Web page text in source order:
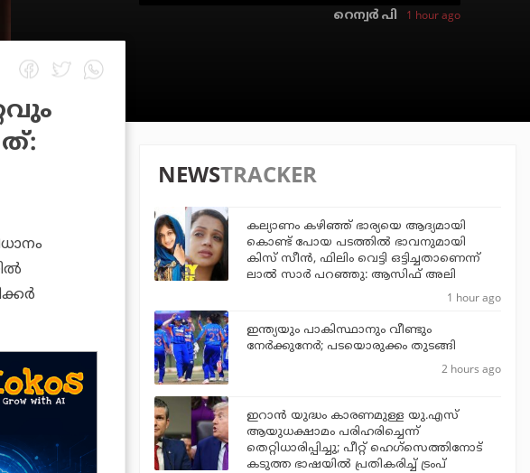
റെന്വര്‍ പി 1 hour ago
NEWSTRACKER
കല്യാണം കഴിഞ്ഞ് ഭാര്യയെ ആദ്യമായി
കൊണ്ട് പോയ പടത്തില്‍ ഭാവനുമായി
കിസ് സീന്‍, ഫിലിം വെട്ടി ഒട്ടിച്ചതാണെന്ന്
ലാല്‍ സാര്‍ പറഞ്ഞു: ആസിഫ് അലി
1 hour ago
ഇന്ത്യയും പാകിസ്ഥാനും വീണ്ടും
നേര്‍ക്കുനേര്‍; പടയൊരുക്കം തുടങ്ങി
2 hours ago
ഇറാന്‍ യുദ്ധം കാരണമുള്ള യു.എസ്
ആയുധക്ഷാമം പരിഹരിച്ചെന്ന്
തെറ്റിധാരിപ്പിച്ചു; പീറ്റ് ഹെഗ്‌സെത്തിനോട്
കടുത്ത ഭാഷയില്‍ പ്രതികരിച്ച് ട്രംപ്